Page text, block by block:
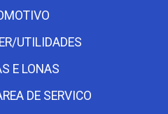
UTILIDADES
E LONAS
DE SERVICO